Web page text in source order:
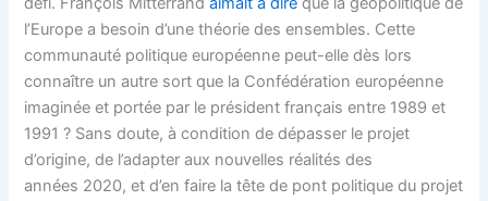
l’Europe a besoin d’une théorie des ensembles. Cette
communauté politique européenne peut-elle dès lors
connaître un autre sort que la Confédération européenne
imaginée et portée par le président français entre 1989 et
1991 ? Sans doute, à condition de dépasser le projet
d’origine, de l’adapter aux nouvelles réalités des
années 2020, et d’en faire la tête de pont politique du projet